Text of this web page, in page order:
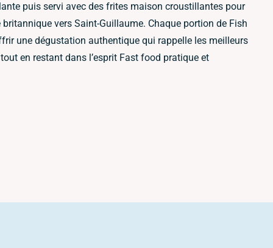
puis servi avec des frites maison croustillantes pour
vers Saint-Guillaume. Chaque portion de Fish
une dégustation authentique qui rappelle les meilleurs
en restant dans l’esprit Fast food pratique et